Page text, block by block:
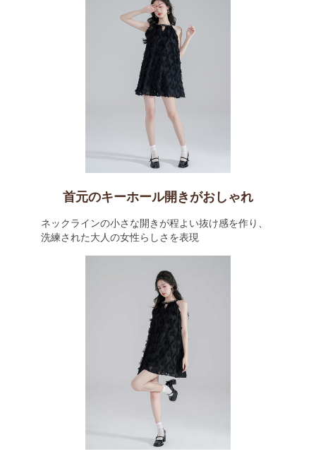
首元のキーホール開きがおしゃれ
ネックラインの小さな開きが程よい抜け感を作り、
洗練された大人の女性らしさを表現